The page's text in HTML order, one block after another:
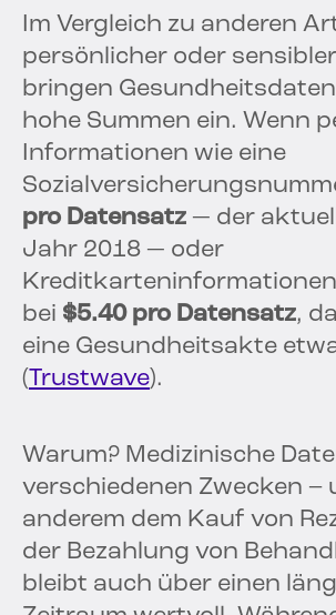
Im Vergleich zu anderen
persönlicher oder
bringen
hohe Summen ein. Wenn
Informationen wie eine
pro Datensatz — der
Jahr 2018 — oder
bei $5.40 pro Datensatz,
eine Gesundheitsakte
(Trustwave).
Warum? Medizinische
verschiedenen Zwecken –
anderem dem Kauf von
der Bezahlung von
bleibt auch über einen